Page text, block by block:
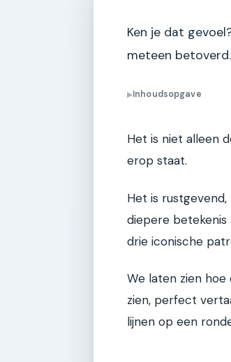
Ken je dat
meteen betoverd.
▶Inhoudsopgave
Het is niet alleen
erop staat.
Het is
diepere betekenis
drie iconische
We laten zien
zien, perfect
lijnen op een